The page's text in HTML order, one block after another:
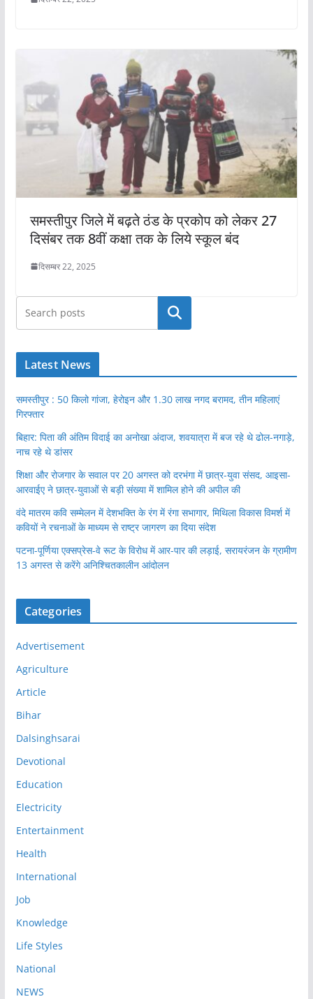
समस्तीपुर जिले में बढ़ते ठंड के प्रकोप को लेकर 27
दिसंबर तक 8वीं कक्षा तक के लिये स्कूल बंद
दिसम्बर 22, 2025
खोजें
Latest News
समस्तीपुर : 50 किलो गांजा, हेरोइन और 1.30 लाख नगद बरामद, तीन महिलाएं
गिरफ्तार
बिहार: पिता की अंतिम विदाई का अनोखा अंदाज, शवयात्रा में बज रहे थे ढोल-नगाड़े,
नाच रहे थे डांसर
शिक्षा और रोजगार के सवाल पर 20 अगस्त को दरभंगा में छात्र-युवा संसद, आइसा-
आरवाईए ने छात्र-युवाओं से बड़ी संख्या में शामिल होने की अपील की
वंदे मातरम कवि सम्मेलन में देशभक्ति के रंग में रंगा सभागार, मिथिला विकास विमर्श में
कवियों ने रचनाओं के माध्यम से राष्ट्र जागरण का दिया संदेश
पटना-पूर्णिया एक्सप्रेस-वे रूट के विरोध में आर-पार की लड़ाई, सरायरंजन के ग्रामीण
13 अगस्त से करेंगे अनिश्चितकालीन आंदोलन
Categories
Advertisement
Agriculture
Article
Bihar
Dalsinghsarai
Devotional
Education
Electricity
Entertainment
Health
International
Job
Knowledge
Life Styles
National
NEWS